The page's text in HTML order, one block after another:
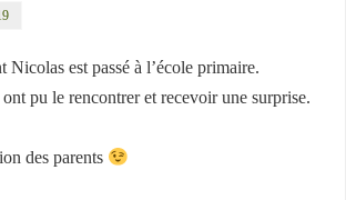
Nicolas est passé à l’école primaire.
ont pu le rencontrer et recevoir une surprise.
des parents